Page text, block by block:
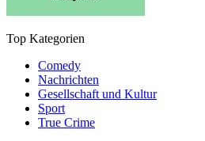
Top Kategorien
Comedy
Nachrichten
Gesellschaft und Kultur
Sport
True Crime